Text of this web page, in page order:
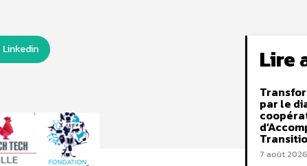
Linkedin Lire
par le
7 août 2026